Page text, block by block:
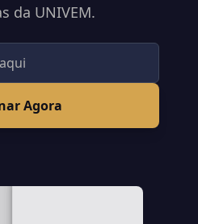
da UNIVEM.
Agora